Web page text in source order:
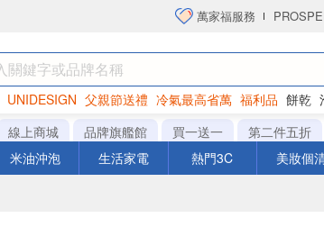
萬家福服務
UNIDESIGN 父親節送禮 冷氣最高省萬 福利品 餅乾
罐頭 海苔 洋芋片
線上商城 品牌旗艦館 買一送一 第二件五折
米油沖泡 生活家電 熱門3C 美妝個